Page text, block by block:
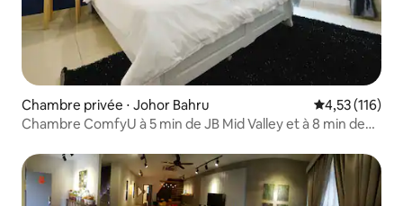
Chambre privée ⋅ Johor Bahru Évaluation
4,53 (116)
Chambre ComfyU à 5 min de JB Mid Valley et à 8 min de